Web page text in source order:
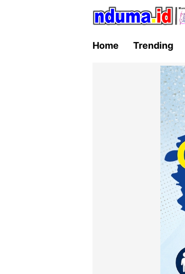
Home Trending